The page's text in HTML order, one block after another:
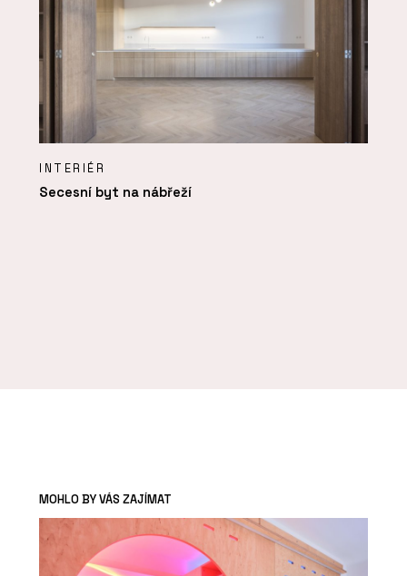
INTERIÉR
Secesní byt na nábřeží
MOHLO BY VÁS ZAJÍMAT